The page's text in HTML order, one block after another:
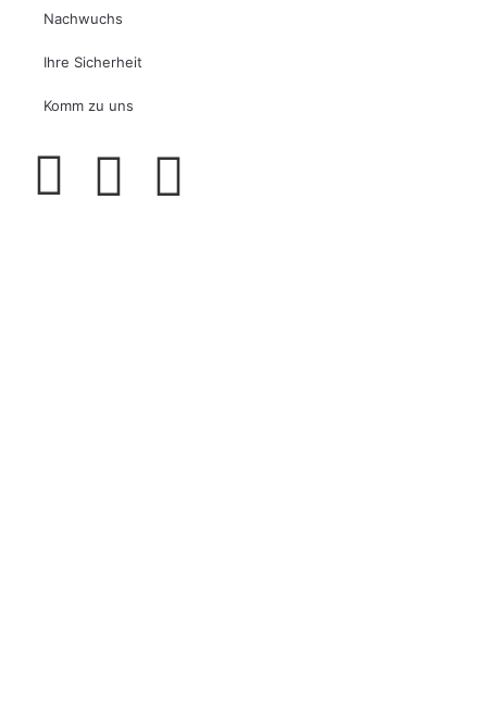
Nachwuchs
Ihre Sicherheit
Komm zu uns